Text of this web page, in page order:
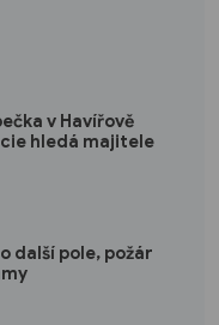
v Havířově
hledá majitele
další pole, požár